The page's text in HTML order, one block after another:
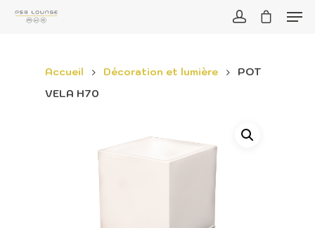
Accueil Décoration et lumière
POT
VELA H70